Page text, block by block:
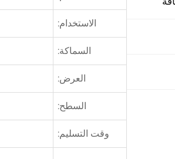
الاستخدام:
السماكة:
العرض:
السطح:
وقت التسليم: